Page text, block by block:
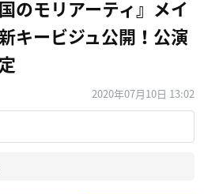
のモリアーティ』メイ
キービジュ公開！公演
2020年07月10日 13:02